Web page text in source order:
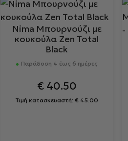
Nima Μπουρνούζι με
κουκούλα Zen Total
Black
Παράδοση 4 έως 6 ημέρες
€40.50
Τιμή κατασκευαστή:€ 45.00
Αυτό
το
προϊόν
έχει
πολλαπλές
παραλλαγές.
επιλογές